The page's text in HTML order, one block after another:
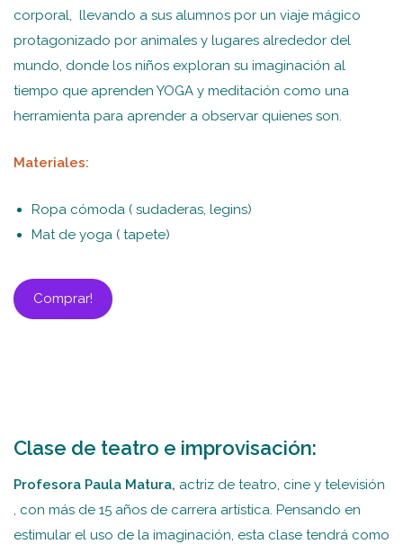
corporal, llevando a sus alumnos por un viaje mágico
protagonizado por animales y lugares alrededor del
mundo, donde los niños exploran su imaginación al
tiempo que aprenden YOGA y meditación como una
herramienta para aprender a observar quienes son.
Materiales:
Ropa cómoda ( sudaderas, legins)
Mat de yoga ( tapete)
Comprar!
Clase de teatro e improvisación:
Profesora Paula Matura, actriz de teatro, cine y televisión
, con más de 15 años de carrera artística. Pensando en
estimular el uso de la imaginación, esta clase tendrá como